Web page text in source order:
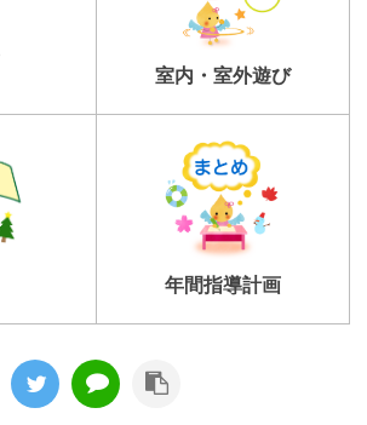
室内・室外遊び
年間指導計画